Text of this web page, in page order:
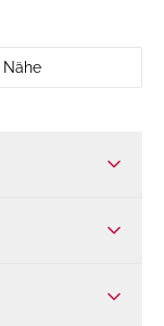
Nähe